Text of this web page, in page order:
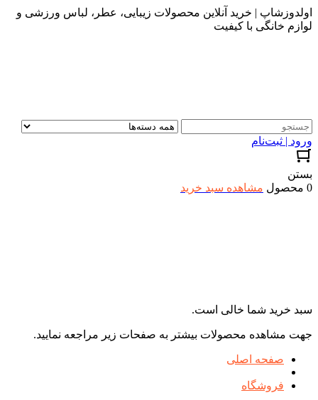
اولدوزشاپ | خرید آنلاین محصولات زیبایی، عطر، لباس ورزشی و
لوازم خانگی با کیفیت
ورود | ثبت‌نام
بستن
0 محصول
مشاهده سبد خرید
سبد خرید شما خالی است.
جهت مشاهده محصولات بیشتر به صفحات زیر مراجعه نمایید.
صفحه اصلی
فروشگاه